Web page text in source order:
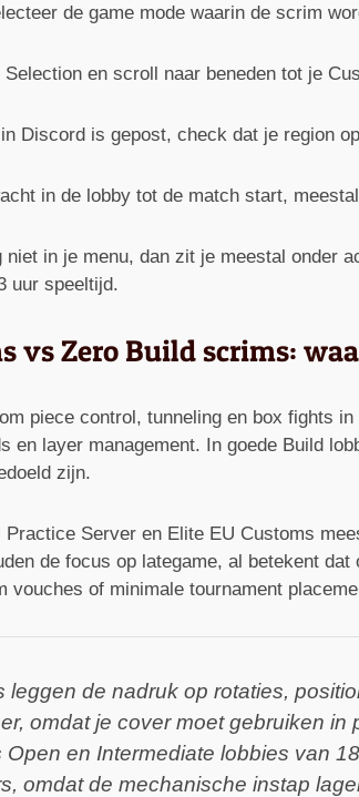
de game mode waarin de scrim
en scroll naar beneden tot je
Discord is gepost, check dat je region
in de lobby tot de match start,
in je menu, dan zit je meestal onder
uur speeltijd.
vs Zero Build scrims:
piece control, tunneling en box fights
en layer management. In goede Build
zijn.
Server en Elite EU Customs
de focus op lategame, al betekent
vouches of minimale tournament
leggen de nadruk op rotaties,
omdat je cover moet gebruiken
en Intermediate lobbies van
omdat de mechanische instap